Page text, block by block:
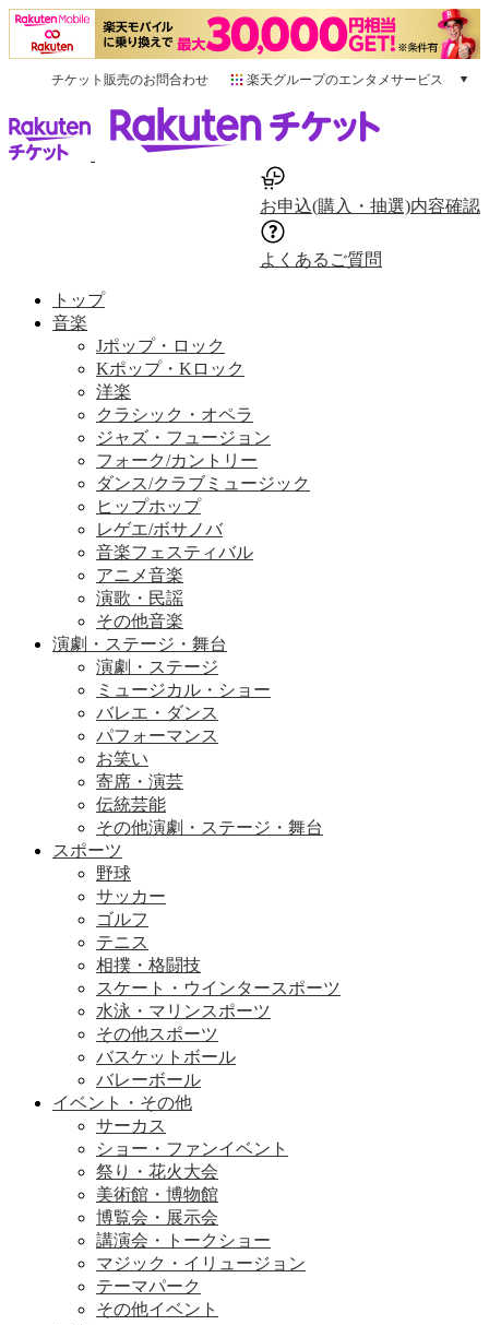
チケット販売のお問合わせ 楽天グループのエンタメサービス
楽天ブックス
電子書籍
楽天Kobo
雑誌読み放題
無料テレビ
チケット
楽天チケット
お申込(購入・抽選)内容確認
よくあるご質問
トップ
音楽
Jポップ・ロック
Kポップ・Kロック
洋楽
クラシック・オペラ
ジャズ・フュージョン
フォーク/カントリー
ダンス/クラブミュージック
ヒップホップ
レゲエ/ボサノバ
音楽フェスティバル
アニメ音楽
演歌・民謡
その他音楽
演劇・ステージ・舞台
演劇・ステージ
ミュージカル・ショー
バレエ・ダンス
パフォーマンス
お笑い
寄席・演芸
伝統芸能
その他演劇・ステージ・舞台
スポーツ
野球
サッカー
ゴルフ
テニス
相撲・格闘技
スケート・ウインタースポーツ
水泳・マリンスポーツ
その他スポーツ
バスケットボール
バレーボール
イベント・その他
サーカス
ショー・ファンイベント
祭り・花火大会
美術館・博物館
博覧会・展示会
講演会・トークショー
マジック・イリュージョン
テーマパーク
その他イベント